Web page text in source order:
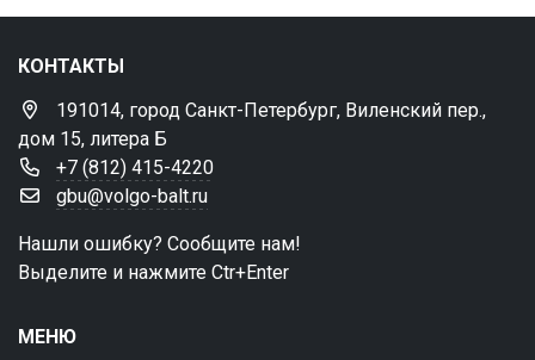
КОНТАКТЫ
191014, город Санкт-Петербург, Виленский пер.,
дом 15, литера Б
+7 (812) 415-4220
gbu@volgo-balt.ru
Нашли ошибку? Сообщите нам!
Выделите и нажмите Ctr+Enter
МЕНЮ